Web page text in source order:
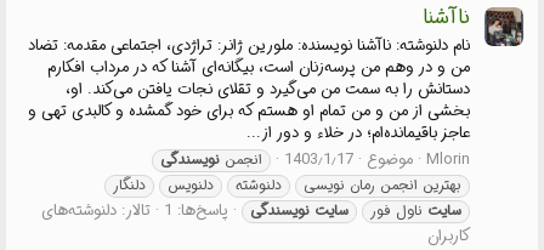
ناآشنا
نام دلنوشته: ناآشنا نویسنده: ملورین ژانر: تراژدی، اجتماعی مقدمه: تضاد
من و در وهم من پرسه‌زنان است، بیگانه‌ای آشنا که در مرداب افکارم
دستانش را به سمت من می‌گیرد و تقلای نجات یافتن می‌کند. او،
بخشی از من و من تمام او هستم که برای خود گمشده و کالبدی تهی و
عاجز باقیمانده‌ام؛ در خلاء و دور از...
Mlorin موضوع 1403٫1٫17 انجمن نویسندگی
بهترین انجمن رمان نویسی
دلنوشته دلنویس
دلنگار
سایت ناول فور سایت نویسندگی پاسخ‌ها: 1 تالار: دلنوشته‌های
کاربران